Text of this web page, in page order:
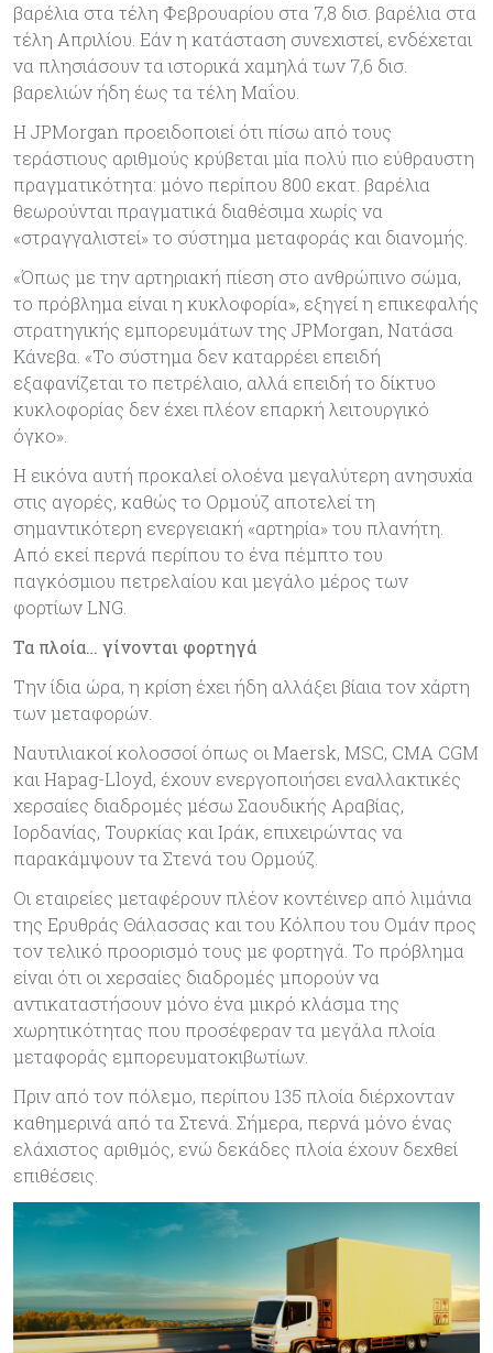
βαρέλια στα τέλη Φεβρουαρίου στα 7,8 δισ. βαρέλια στα
τέλη Απριλίου. Εάν η κατάσταση συνεχιστεί, ενδέχεται
να πλησιάσουν τα ιστορικά χαμηλά των 7,6 δισ.
βαρελιών ήδη έως τα τέλη Μαΐου.
Η JPMorgan προειδοποιεί ότι πίσω από τους
τεράστιους αριθμούς κρύβεται μία πολύ πιο εύθραυστη
πραγματικότητα: μόνο περίπου 800 εκατ. βαρέλια
θεωρούνται πραγματικά διαθέσιμα χωρίς να
«στραγγαλιστεί» το σύστημα μεταφοράς και διανομής.
«Όπως με την αρτηριακή πίεση στο ανθρώπινο σώμα,
το πρόβλημα είναι η κυκλοφορία», εξηγεί η επικεφαλής
στρατηγικής εμπορευμάτων της JPMorgan, Νατάσα
Κάνεβα. «Το σύστημα δεν καταρρέει επειδή
εξαφανίζεται το πετρέλαιο, αλλά επειδή το δίκτυο
κυκλοφορίας δεν έχει πλέον επαρκή λειτουργικό
όγκο».
Η εικόνα αυτή προκαλεί ολοένα μεγαλύτερη ανησυχία
στις αγορές, καθώς το Ορμούζ αποτελεί τη
σημαντικότερη ενεργειακή «αρτηρία» του πλανήτη.
Από εκεί περνά περίπου το ένα πέμπτο του
παγκόσμιου πετρελαίου και μεγάλο μέρος των
φορτίων LNG.
Τα πλοία… γίνονται φορτηγά
Την ίδια ώρα, η κρίση έχει ήδη αλλάξει βίαια τον χάρτη
των μεταφορών.
Ναυτιλιακοί κολοσσοί όπως οι Maersk, MSC, CMA CGM
και Hapag-Lloyd, έχουν ενεργοποιήσει εναλλακτικές
χερσαίες διαδρομές μέσω Σαουδικής Αραβίας,
Ιορδανίας, Τουρκίας και Ιράκ, επιχειρώντας να
παρακάμψουν τα Στενά του Ορμούζ.
Οι εταιρείες μεταφέρουν πλέον κοντέινερ από λιμάνια
της Ερυθράς Θάλασσας και του Κόλπου του Ομάν προς
τον τελικό προορισμό τους με φορτηγά. Το πρόβλημα
είναι ότι οι χερσαίες διαδρομές μπορούν να
αντικαταστήσουν μόνο ένα μικρό κλάσμα της
χωρητικότητας που προσέφεραν τα μεγάλα πλοία
μεταφοράς εμπορευματοκιβωτίων.
Πριν από τον πόλεμο, περίπου 135 πλοία διέρχονταν
καθημερινά από τα Στενά. Σήμερα, περνά μόνο ένας
ελάχιστος αριθμός, ενώ δεκάδες πλοία έχουν δεχθεί
επιθέσεις.